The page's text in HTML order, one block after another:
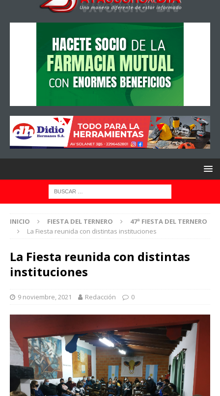
INICIO FIESTA DEL TERNERO
47ª FIESTA DEL TERNERO
La Fiesta reunida con distintas instituciones
La Fiesta reunida con distintas
instituciones
9 noviembre, 2021 Redacción 0